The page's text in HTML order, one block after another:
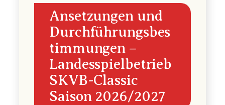
Ansetzungen und
Durchführungsbes
timmungen –
Landesspielbetrieb
SKVB-Classic
Saison 2026/2027